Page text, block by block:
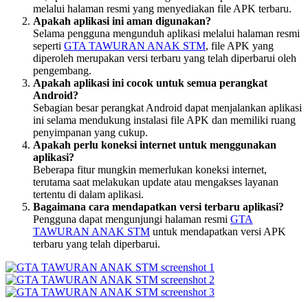
melalui halaman resmi yang menyediakan file APK terbaru.
Apakah aplikasi ini aman digunakan?
Selama pengguna mengunduh aplikasi melalui halaman resmi
seperti GTA TAWURAN ANAK STM, file APK yang
diperoleh merupakan versi terbaru yang telah diperbarui oleh
pengembang.
Apakah aplikasi ini cocok untuk semua perangkat
Android?
Sebagian besar perangkat Android dapat menjalankan aplikasi
ini selama mendukung instalasi file APK dan memiliki ruang
penyimpanan yang cukup.
Apakah perlu koneksi internet untuk menggunakan
aplikasi?
Beberapa fitur mungkin memerlukan koneksi internet,
terutama saat melakukan update atau mengakses layanan
tertentu di dalam aplikasi.
Bagaimana cara mendapatkan versi terbaru aplikasi?
Pengguna dapat mengunjungi halaman resmi GTA
TAWURAN ANAK STM untuk mendapatkan versi APK
terbaru yang telah diperbarui.